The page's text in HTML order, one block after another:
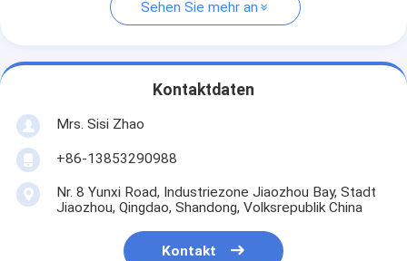
Sehen Sie mehr an
Kontaktdaten
Mrs. Sisi Zhao
+86-13853290988
Nr. 8 Yunxi Road, Industriezone Jiaozhou Bay, Stadt
Jiaozhou, Qingdao, Shandong, Volksrepublik China
Kontakt